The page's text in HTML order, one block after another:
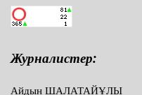
Журналистер:
Айдын ШАЛАТАЙҰЛЫ